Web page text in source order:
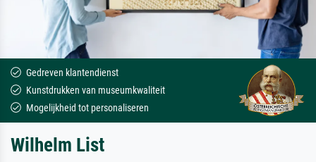
Gedreven klantendienst
Kunstdrukken van museumkwaliteit
Mogelijkheid tot personaliseren
Wilhelm List